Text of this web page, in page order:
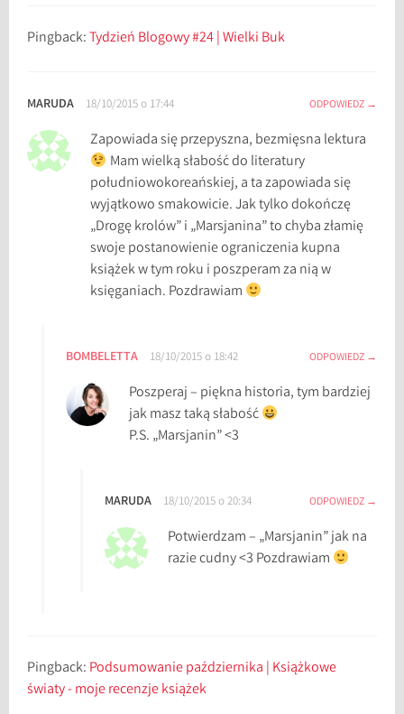
Pingback:Tydzień Blogowy #24 | Wielki Buk
MARUDA 18/10/2015 o 17:44 ODPOWIEDZ
Zapowiada się przepyszna, bezmięsna lektura
Mam wielką słabość do literatury
południowokoreańskiej, a ta zapowiada się
wyjątkowo smakowicie. Jak tylko dokończę
„Drogę krolów” i „Marsjanina” to chyba złamię
swoje postanowienie ograniczenia kupna
książek w tym roku i poszperam za nią w
księganiach. Pozdrawiam
BOMBELETTA 18/10/2015 o 18:42 ODPOWIEDZ
Poszperaj – piękna historia, tym bardziej
jak masz taką słabość
P.S. „Marsjanin” <3
MARUDA 18/10/2015 o 20:34 ODPOWIEDZ
Potwierdzam – „Marsjanin” jak na
razie cudny <3 Pozdrawiam
Pingback: Podsumowanie października | Książkowe
światy - moje recenzje książek